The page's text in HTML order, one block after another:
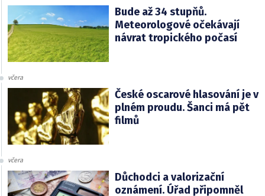
Bude až 34 stupňů.
Meteorologové očekávají
návrat tropického počasí
včera
České oscarové hlasování je v
plném proudu. Šanci má pět
filmů
včera
Důchodci a valorizační
oznámení. Úřad připomněl